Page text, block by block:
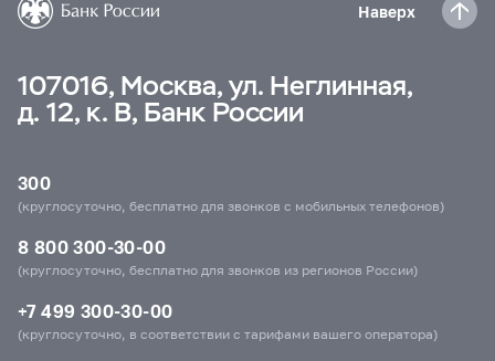
Наверх
107016, Москва, ул. Неглинная,
д. 12, к. В, Банк России
300
(круглосуточно, бесплатно для звонков с мобильных телефонов)
8 800 300-30-00
(круглосуточно, бесплатно для звонков из регионов России)
+7 499 300-30-00
(круглосуточно, в соответствии с тарифами вашего оператора)